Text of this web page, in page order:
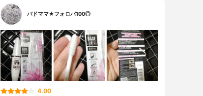
バドママ★フォロバ100◎
4.00